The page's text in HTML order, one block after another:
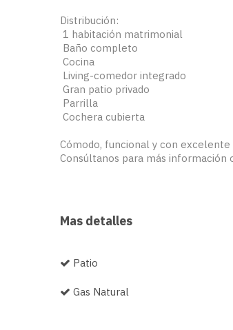
Distribución:
️ 1 habitación matrimonial
️ Baño completo
️ Cocina
️ Living-comedor integrado
️ Gran patio privado
️ Parrilla
️ Cochera cubierta
Cómodo, funcional y con
Consúltanos para más información
Mas detalles
Patio
Gas Natural